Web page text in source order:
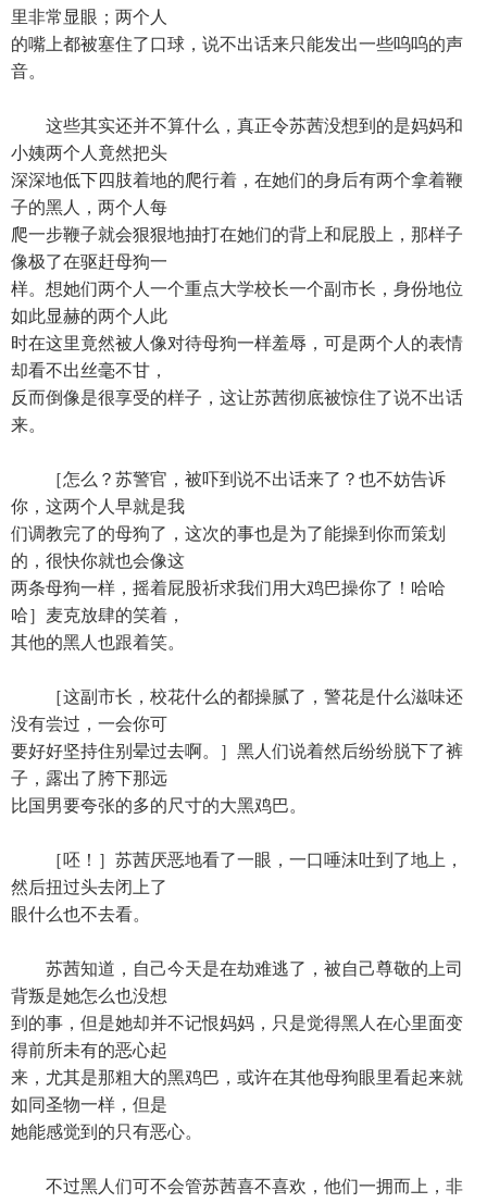
里非常显眼；两个人
的嘴上都被塞住了口球，说不出话来只能发出一些呜呜的声
音。
这些其实还并不算什么，真正令苏茜没想到的是妈妈和
小姨两个人竟然把头
深深地低下四肢着地的爬行着，在她们的身后有两个拿着鞭
子的黑人，两个人每
爬一步鞭子就会狠狠地抽打在她们的背上和屁股上，那样子
像极了在驱赶母狗一
样。想她们两个人一个重点大学校长一个副市长，身份地位
如此显赫的两个人此
时在这里竟然被人像对待母狗一样羞辱，可是两个人的表情
却看不出丝毫不甘，
反而倒像是很享受的样子，这让苏茜彻底被惊住了说不出话
来。
［怎么？苏警官，被吓到说不出话来了？也不妨告诉
你，这两个人早就是我
们调教完了的母狗了，这次的事也是为了能操到你而策划
的，很快你就也会像这
两条母狗一样，摇着屁股祈求我们用大鸡巴操你了！哈哈
哈］麦克放肆的笑着，
其他的黑人也跟着笑。
［这副市长，校花什么的都操腻了，警花是什么滋味还
没有尝过，一会你可
要好好坚持住别晕过去啊。］黑人们说着然后纷纷脱下了裤
子，露出了胯下那远
比国男要夸张的多的尺寸的大黑鸡巴。
［呸！］苏茜厌恶地看了一眼，一口唾沫吐到了地上，
然后扭过头去闭上了
眼什么也不去看。
苏茜知道，自己今天是在劫难逃了，被自己尊敬的上司
背叛是她怎么也没想
到的事，但是她却并不记恨妈妈，只是觉得黑人在心里面变
得前所未有的恶心起
来，尤其是那粗大的黑鸡巴，或许在其他母狗眼里看起来就
如同圣物一样，但是
她能感觉到的只有恶心。
不过黑人们可不会管苏茜喜不喜欢，他们一拥而上，非